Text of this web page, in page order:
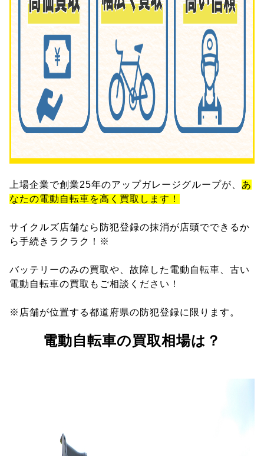
上場企業で創業25年のアップガレージグループが、 あ
なたの電動自転車を高く買取します！
サイクルズ店舗なら防犯登録の抹消が店頭でできるか
ら手続きラクラク！※
バッテリーのみの買取や、故障した電動自転車、古い
電動自転車の買取もご相談ください！
※店舗が位置する都道府県の防犯登録に限ります。
電動自転車の買取相場は？